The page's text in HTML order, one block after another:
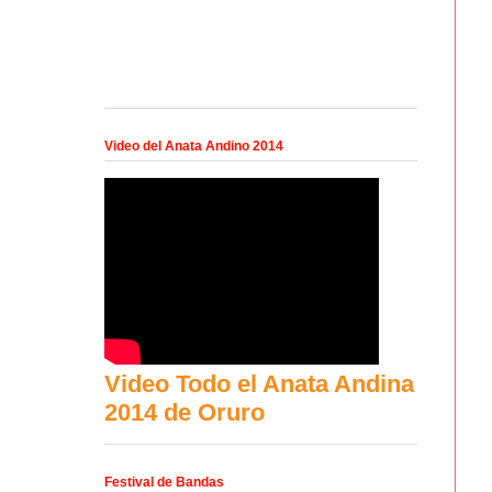
Video del Anata Andino 2014
Video Todo el Anata Andina
2014 de Oruro
Festival de Bandas